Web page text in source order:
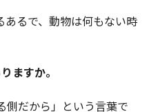
るで、動物は何もない時
ますか。
側だから」という言葉で